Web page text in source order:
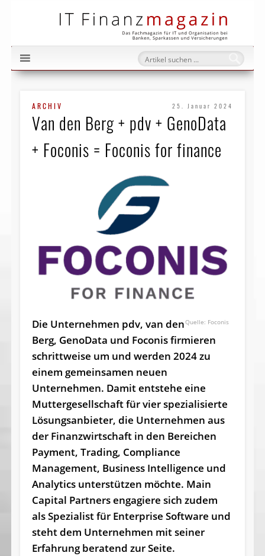
ARCHIV 25. Januar 2024
Van den Berg + pdv + GenoData
+ Foconis = Foconis for finance
Foconis
Die Unternehmen pdv, van den
Berg, GenoData und Foconis firmieren
schrittweise um und werden 2024 zu
einem gemeinsamen neuen
Unternehmen. Damit entstehe eine
Muttergesellschaft für vier spezialisierte
Lösungsanbieter, die Unternehmen aus
der Finanzwirtschaft in den Bereichen
Payment, Trading, Compliance
Management, Business Intelligence und
Analytics unterstützen möchte. Main
Capital Partners engagiere sich zudem
als Spezialist für Enterprise Software und
steht dem Unternehmen mit seiner
Erfahrung beratend zur Seite.